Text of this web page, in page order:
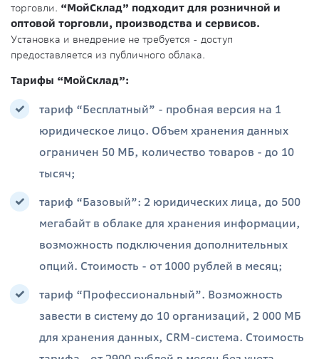
торговли. “МойСклад” подходит для розничной и
оптовой торговли, производства и сервисов.
Установка и внедрение не требуется - доступ
предоставляется из публичного облака.
Тарифы “МойСклад”:
тариф “Бесплатный” - пробная версия на 1
юридическое лицо. Объем хранения данных
ограничен 50 МБ, количество товаров - до 10
тысяч;
тариф “Базовый”: 2 юридических лица, до 500
мегабайт в облаке для хранения информации,
возможность подключения дополнительных
опций. Стоимость - от 1000 рублей в месяц;
тариф “Профессиональный”. Возможность
завести в систему до 10 организаций, 2 000 МБ
для хранения данных, CRM-система. Стоимость